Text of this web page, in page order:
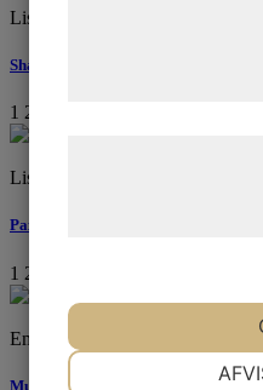
Lisa Rinnevuo
Shanti
1 200
Lisa Rinnevuo
Pax
1 200
Emilia Snövit Kikic
Murkelhatt